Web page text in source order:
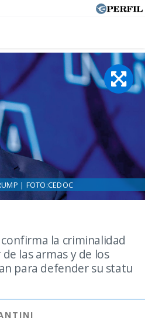
confirma la criminalidad
las armas y de los
para defender su statu
| FOTO:CEDOC